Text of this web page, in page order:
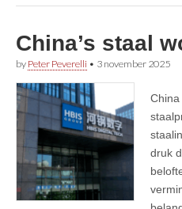
China’s staal
by Peter Peverelli • 3 november 2025
druk